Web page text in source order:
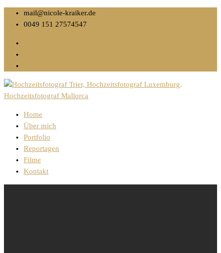
mail@nicole-kraiker.de
0049 151 27574547
Home
Über mich
Portfolio
Reportagen
Filme
Kontakt